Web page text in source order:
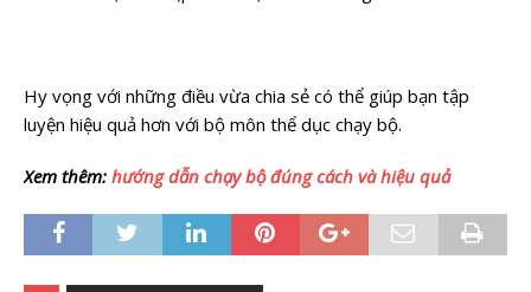
Hy vọng với những điều vừa chia sẻ có thể giúp bạn tập
luyện hiệu quả hơn với bộ môn thể dục chạy bộ.
Xem thêm: hướng dẫn chạy bộ đúng cách và hiệu quả